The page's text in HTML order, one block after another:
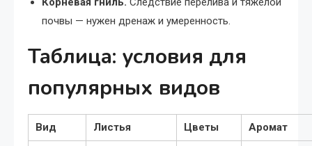
почвы — нужен дренаж и умеренность.
Таблица: условия для
популярных видов
Вид Листья Цветы Аромат